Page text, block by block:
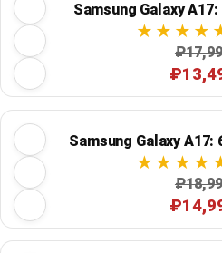
Samsung Galaxy
Samsung Galaxy